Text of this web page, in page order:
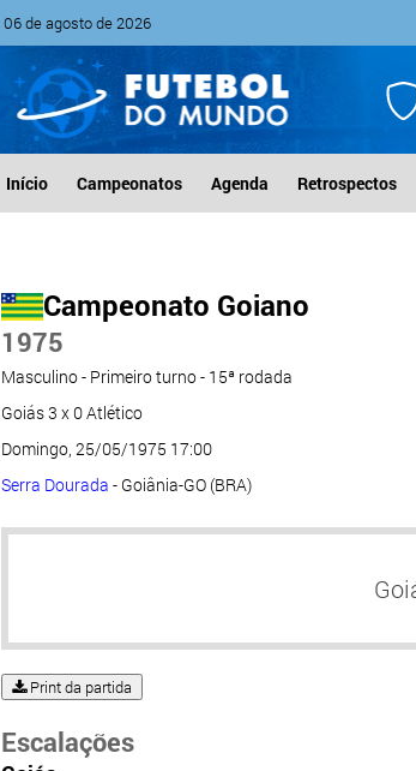
06 de agosto de 2026
Início Campeonatos Agenda Retrospectos
Campeonato Goiano
1975
Masculino - Primeiro turno - 15ª rodada
Goiás 3 x 0 Atlético
Domingo, 25/05/1975 17:00
Serra Dourada - Goiânia-GO (BRA)
Print da partida
Escalações